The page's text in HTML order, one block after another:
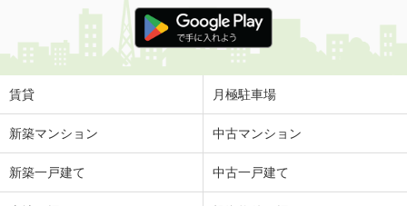
価 格
500万円
住 所
静岡県伊東市赤沢
建物面積
静岡県伊東市十足
3,380万円
賃貸 月極駐車場
新築マンション 中古マンション
新築一戸建て 中古一戸建て